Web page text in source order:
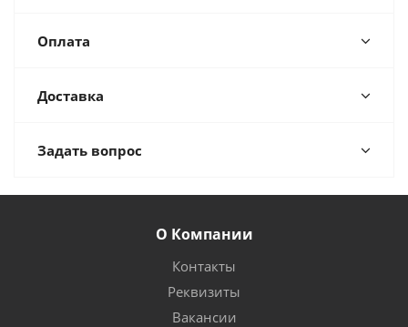
Оплата
Доставка
Задать вопрос
О Компании
Контакты
Реквизиты
Вакансии